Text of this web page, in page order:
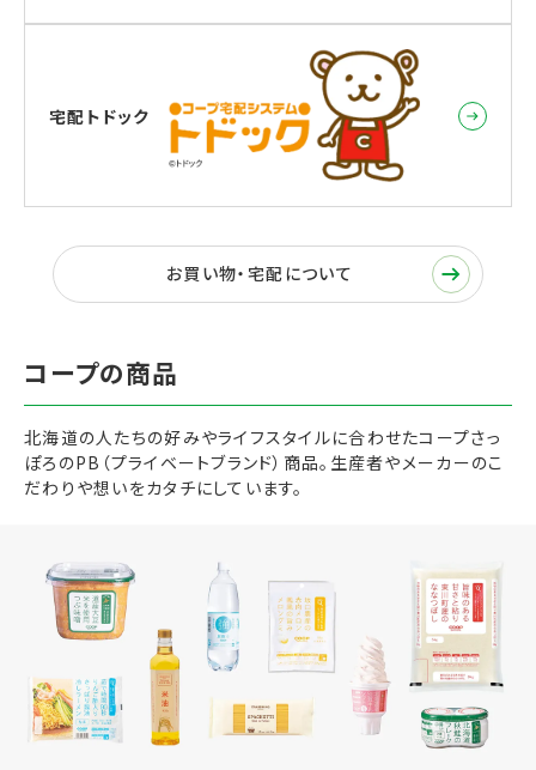
宅配トドック
お買い物・宅配について
北海道の人たちの好みやライフスタイルに合わせたコープさっ
ぽろのPB（プライベートブランド）商品。生産者やメーカーのこ
だわりや想いをカタチにしています。